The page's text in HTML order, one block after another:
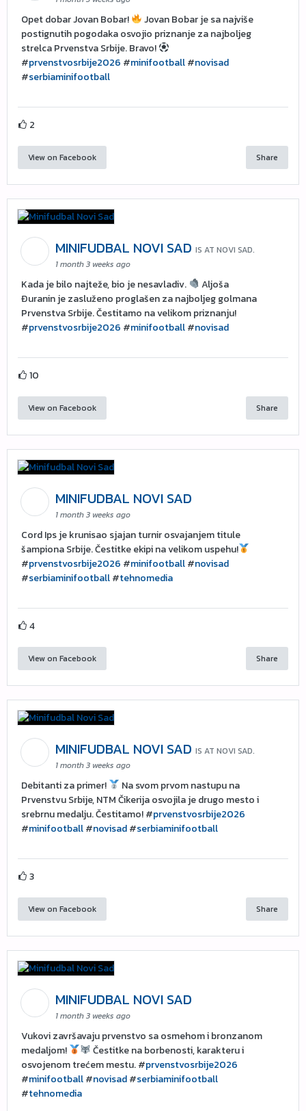
Opet dobar Jovan Bobar!
Jovan Bobar je sa najviše
postignutih pogodaka osvojio priznanje za najboljeg
strelca Prvenstva Srbije. Bravo!
#prvenstvosrbije2026 #minifootball#novisad
#serbiaminifootball
2
View on Facebook Share
MINIFUDBAL NOVI SAD IS AT NOVI SAD.
1 month 3 weeks ago
Kada je bilo najteže, bio je nesavladiv.
Aljoša
Đuranin je zasluženo proglašen za najboljeg golmana
Prvenstva Srbije. Čestitamo na velikom priznanju!
#prvenstvosrbije2026 #minifootball#novisad
10
View on Facebook Share
MINIFUDBAL NOVI SAD
1 month 3 weeks ago
Cord Ips je krunisao sjajan turnir osvajanjem titule
šampiona Srbije. Čestitke ekipi na velikom uspehu!
#prvenstvosrbije2026 #minifootball#novisad
#serbiaminifootball#tehnomedia
4
View on Facebook Share
MINIFUDBAL NOVI SAD IS AT NOVI SAD.
1 month 3 weeks ago
Debitanti za primer!
Na svom prvom nastupu na
Prvenstvu Srbije, NTM Čikerija osvojila je drugo mesto i
srebrnu medalju. Čestitamo! #prvenstvosrbije2026
#minifootball#novisad#serbiaminifootball
3
View on Facebook Share
MINIFUDBAL NOVI SAD
1 month 3 weeks ago
Vukovi završavaju prvenstvo sa osmehom i bronzanom
medaljom!
Čestitke na borbenosti, karakteru i
osvojenom trećem mestu. #prvenstvosrbije2026
#minifootball#novisad#serbiaminifootball
#tehnomedia